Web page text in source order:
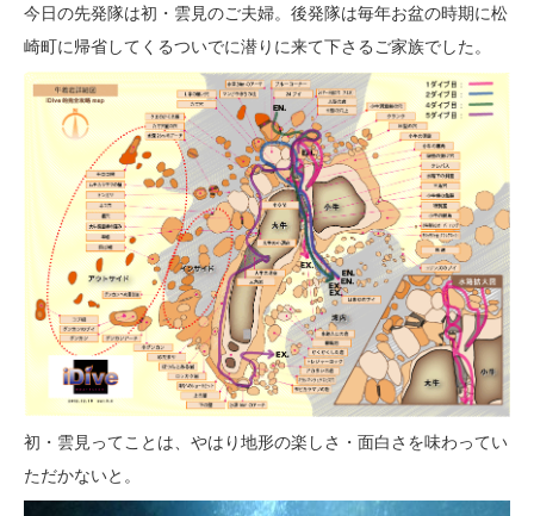
今日の先発隊は初・雲見のご夫婦。後発隊は毎年お盆の時期に松
崎町に帰省してくるついでに潜りに来て下さるご家族でした。
初・雲見ってことは、やはり地形の楽しさ・面白さを味わってい
ただかないと。